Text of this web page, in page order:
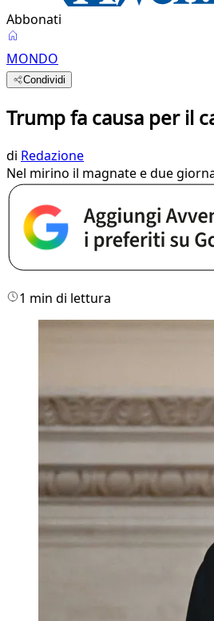
Abbonati
MONDO
Condividi
Trump fa causa per il
di Redazione
Nel mirino il magnate e due
1 min di lettura